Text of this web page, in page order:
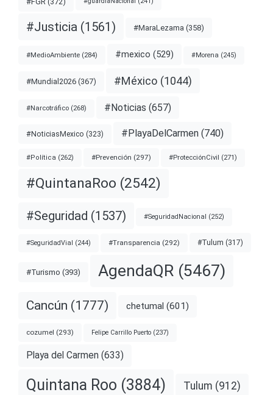
#Justicia (1561) #MaraLezama (358)
#MedioAmbiente (284) #mexico (529) #Morena (245)
#Mundial2026 (367) #México (1044)
#Narcotráfico (268) #Noticias (657)
#NoticiasMexico (323) #PlayaDelCarmen (740)
#Política (262) #Prevención (297) #ProtecciónCivil (271)
#QuintanaRoo (2542)
#Seguridad (1537) #SeguridadNacional (252)
#SeguridadVial (244) #Transparencia (292) #Tulum (317)
#Turismo (393) AgendaQR (5467)
Cancún (1777) chetumal (601)
cozumel (293) Felipe Carrillo Puerto (237)
Playa del Carmen (633)
Quintana Roo (3884) Tulum (912)